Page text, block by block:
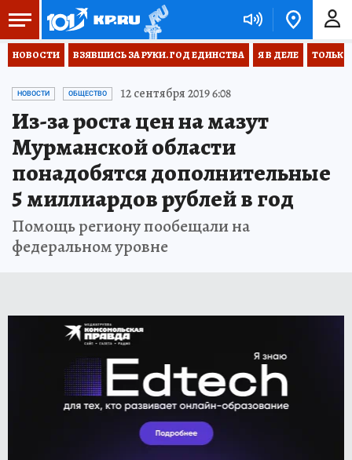
НОВОСТИ ВЗЯВШИСЬ ЗА РУКИ. ГОД ЕДИНСТВА Я В ДЕЛЕ ТОЛЬКО
НОВОСТИ ОБЩЕСТВО 12 сентября 2019 6:08
Из-за роста цен на мазут
Мурманской области
понадобятся дополнительные
5 миллиардов рублей в год
Помощь региону пообещали на
федеральном уровне